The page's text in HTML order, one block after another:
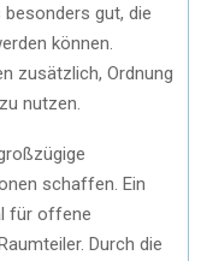
gut, die
können.
zusätzlich, Ordnung
nutzen.
schaffen. Ein
für offene
Durch die